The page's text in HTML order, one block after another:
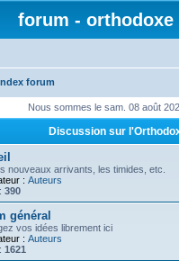
forum - orthodoxe
forum
Nous sommes le sam. 08 août
Discussion sur
nouveaux arrivants, les timides, etc.
: Auteurs
390
général
vos idées librement ici
: Auteurs
1621